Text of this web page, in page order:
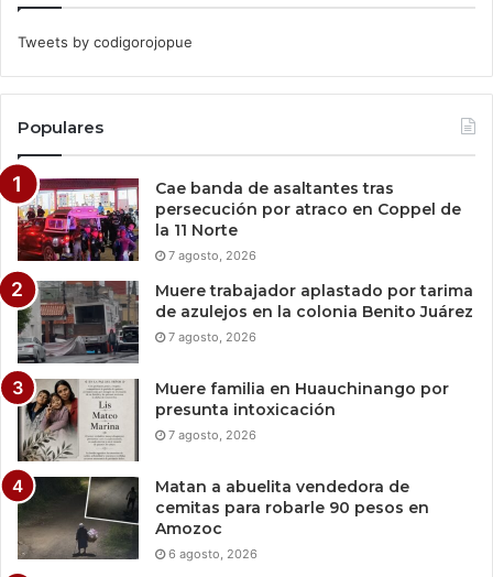
Tweets by codigorojopue
Populares
Cae banda de asaltantes tras
persecución por atraco en Coppel de
la 11 Norte
7 agosto, 2026
Muere trabajador aplastado por tarima
de azulejos en la colonia Benito Juárez
7 agosto, 2026
Muere familia en Huauchinango por
presunta intoxicación
7 agosto, 2026
Matan a abuelita vendedora de
cemitas para robarle 90 pesos en
Amozoc
6 agosto, 2026